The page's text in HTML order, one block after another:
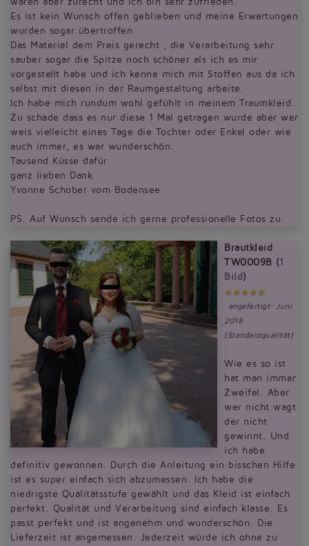
Es ist kein Wunsch offen geblieben und meine Erwartungen
wurden sogar übertroffen.
Das Material dem Preis gerecht , die Verarbeitung sehr
sauber sogar die Spitze noch schöner als ich es mir
vorgestellt habe und ich kenne mich mit Stoffen aus da ich
selbst mit diesen in der Raumgestaltung arbeite.
Ich habe mich rundum wohl gefühlt in meinem Traumkleid.
Zu schade dass es nur diese 1 Mal getragen wurde aber wer
weis vielleicht eines Tage die Tochter oder Enkel oder wie
auch immer, es war wunderschön.
Tausend Küsse dafür
ganz lieben Dank
Yvonne Schober vom Bodensee
PS. Auf Wunsch sende ich gerne professionelle Fotos zu.
Brautkleid
TW0009B (1
Bild)
angefertigt: Juni
2018
(Standardqualität)
Wie es so ist
hat man immer
Zweifel. Aber
wer nicht wagt
der nicht
gewinnt. Und
ich habe
definitiv gewonnen. Durch die Anleitung ein bisschen Hilfe
ist es super einfach sich abzumessen. Ich habe die
niedrigste Qualitätsstufe gewählt und das Kleid ist einfach
perfekt. Qualität und Verarbeitung sind einfach klasse. Es
passt perfekt und ist angenehm und wunderschön. Die
Lieferzeit ist angemessen. Jederzeit würde ich ohne zu